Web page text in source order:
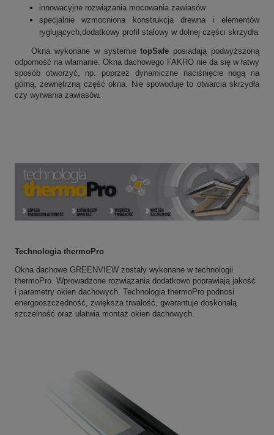
innowacyjne rozwiązania mocowania zawiasów
specjalnie wzmocniona konstrukcja drewna i elementów
ryglujących,dodatkowy profil stalowy w dolnej części skrzydła
Okna wykonane w systemietopSafe posiadają podwyższoną
odporność na włamanie. Okna dachowego FAKRO nie da się w łatwy
sposób otworzyć, np. poprzez dynamiczne naciśnięcie nogą na
górną, zewnętrzną część okna. Nie spowoduje to otwarcia skrzydła
czy wyrwania zawiasów.
Technologia thermoPro
Okna dachowe GREENVIEW zostały wykonane w technologii
thermoPro. Wprowadzone rozwiązania dodatkowo poprawiają jakość
i parametry okien dachowych. Technologia thermoPro podnosi
energooszczędność, zwiększa trwałość, gwarantuje doskonałą
szczelność oraz ułatwia montaż okien dachowych.